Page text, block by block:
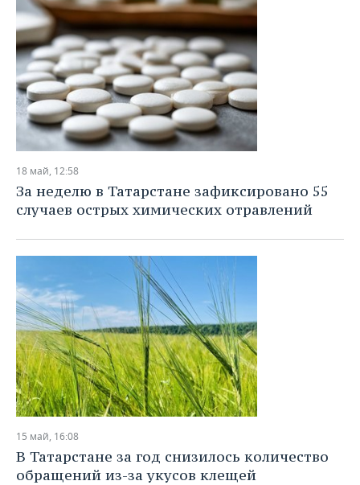
18 май, 12:58
За неделю в Татарстане зафиксировано 55
случаев острых химических отравлений
15 май, 16:08
В Татарстане за год снизилось количество
обращений из-за укусов клещей